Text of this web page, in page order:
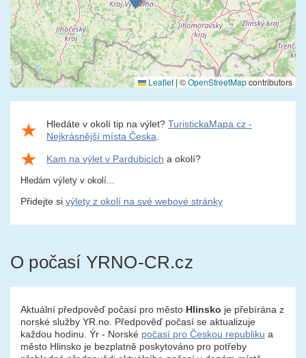
Leaflet | ©OpenStreetMapcontributors
Hledáte v okolí tip na výlet? TuristickaMapa.cz -
Nejkrásnější místa Česka
Kam na výlet v Pardubicích a okolí?
Hledám výlety v okolí...
Přidejte si výlety z okolí na své webové stránky
O počasí YRNO-CR.cz
Aktuální předpověď počasí pro město Hlinsko je přebírána z
norské služby YR.no. Předpověď počasí se aktualizuje
každou hodinu. Ýr - Norské počasí pro Českou republiku a
město Hlinsko je bezplatně poskytováno pro potřeby